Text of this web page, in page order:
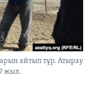
айтып тұр. Атырау
жыл.